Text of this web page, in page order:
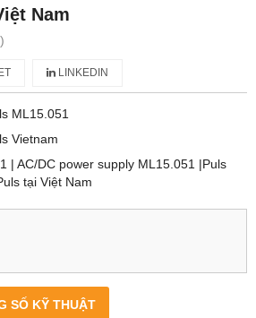
Nam
)
LINKEDIN
ML15.051
Vietnam
| AC/DC power supply ML15.051 |Puls
tại Việt Nam
SỐ KỸ THUẬT